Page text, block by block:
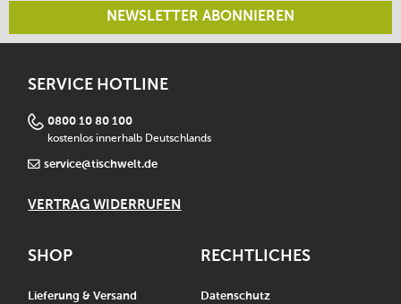
NEWSLETTER ABONNIEREN
SERVICE HOTLINE
0800 10 80 100
kostenlos innerhalb Deutschlands
service@tischwelt.de
VERTRAG WIDERRUFEN
SHOP
Lieferung & Versand
RECHTLICHES
Datenschutz